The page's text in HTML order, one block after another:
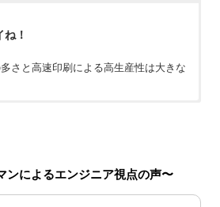
！
さと高速印刷による高生産性は大きな
必要があります。
ンによるエンジニア視点の声〜